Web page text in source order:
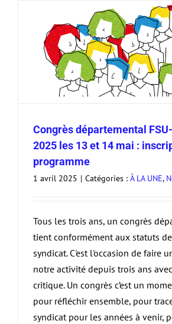
Congrès départemental
2025 les 13 et 14 mai :
programme
1 avril 2025 | Catégories : À LA UNE,
Tous les trois ans, un congrès
tient conformément aux statuts
syndicat. C'est l'occasion de faire
notre activité depuis trois ans
critique. Un congrès c’est un
pour réfléchir ensemble, pour
syndicat pour les années à venir,